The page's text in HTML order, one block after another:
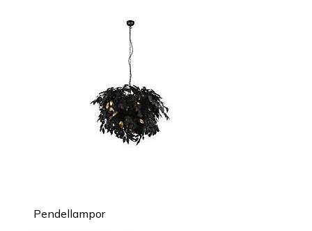
Pendellampor